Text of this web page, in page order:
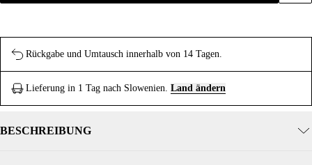
Rückgabe und Umtausch innerhalb von 14 Tagen.
Lieferung in 1 Tag nach Slowenien. Land ändern
BESCHREIBUNG